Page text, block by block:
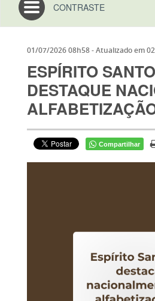
Toggle
navigation
CONTRASTE
01/07/2026 08h58- Atualizado em
ESPÍRITO
DESTAQUE
Compartilhar